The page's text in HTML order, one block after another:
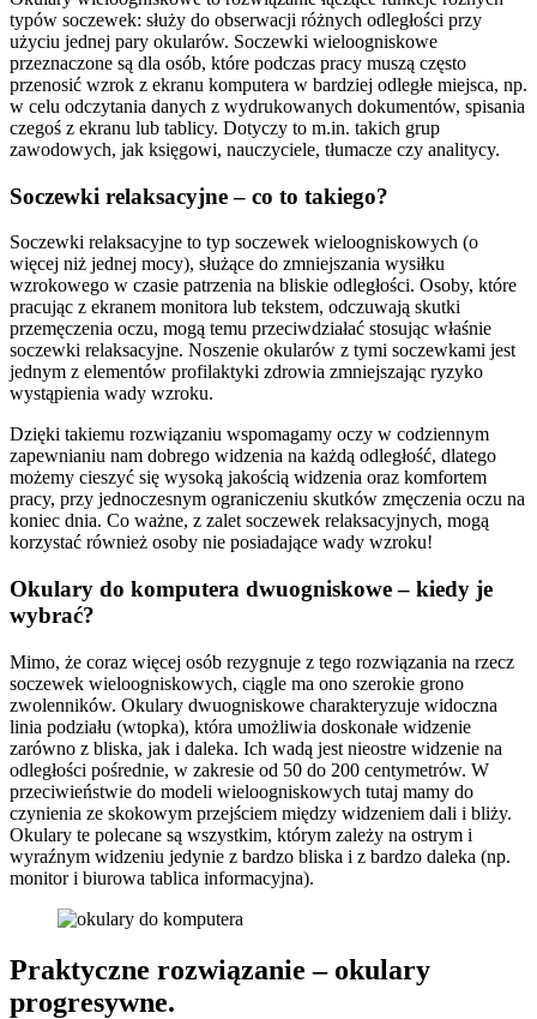
typów soczewek: służy do obserwacji różnych odległości przy
użyciu jednej pary okularów. Soczewki wieloogniskowe
przeznaczone są dla osób, które podczas pracy muszą często
przenosić wzrok z ekranu komputera w bardziej odległe miejsca, np.
w celu odczytania danych z wydrukowanych dokumentów, spisania
czegoś z ekranu lub tablicy. Dotyczy to m.in. takich grup
zawodowych, jak księgowi, nauczyciele, tłumacze czy analitycy.
Soczewki relaksacyjne – co to takiego?
Soczewki relaksacyjne to typ soczewek wieloogniskowych (o
więcej niż jednej mocy), służące do zmniejszania wysiłku
wzrokowego w czasie patrzenia na bliskie odległości. Osoby, które
pracując z ekranem monitora lub tekstem, odczuwają skutki
przemęczenia oczu, mogą temu przeciwdziałać stosując właśnie
soczewki relaksacyjne. Noszenie okularów z tymi soczewkami jest
jednym z elementów profilaktyki zdrowia zmniejszając ryzyko
wystąpienia wady wzroku.
Dzięki takiemu rozwiązaniu wspomagamy oczy w codziennym
zapewnianiu nam dobrego widzenia na każdą odległość, dlatego
możemy cieszyć się wysoką jakością widzenia oraz komfortem
pracy, przy jednoczesnym ograniczeniu skutków zmęczenia oczu na
koniec dnia. Co ważne, z zalet soczewek relaksacyjnych, mogą
korzystać również osoby nie posiadające wady wzroku!
Okulary do komputera dwuogniskowe – kiedy je
wybrać?
Mimo, że coraz więcej osób rezygnuje z tego rozwiązania na rzecz
soczewek wieloogniskowych, ciągle ma ono szerokie grono
zwolenników. Okulary dwuogniskowe charakteryzuje widoczna
linia podziału (wtopka), która umożliwia doskonałe widzenie
zarówno z bliska, jak i daleka. Ich wadą jest nieostre widzenie na
odległości pośrednie, w zakresie od 50 do 200 centymetrów. W
przeciwieństwie do modeli wieloogniskowych tutaj mamy do
czynienia ze skokowym przejściem między widzeniem dali i bliży.
Okulary te polecane są wszystkim, którym zależy na ostrym i
wyraźnym widzeniu jedynie z bardzo bliska i z bardzo daleka (np.
monitor i biurowa tablica informacyjna).
Praktyczne rozwiązanie – okulary
progresywne.